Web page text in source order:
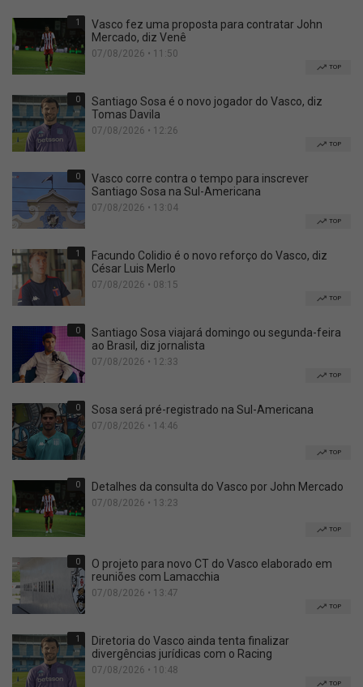
1
Vasco fez uma proposta para contratar John
Mercado, diz Venê
07/08/2026 • 11:50
TOP
0
Santiago Sosa é o novo jogador do Vasco, diz
Tomas Davila
07/08/2026 • 12:26
TOP
0
Vasco corre contra o tempo para inscrever
Santiago Sosa na Sul-Americana
07/08/2026 • 13:04
TOP
1
Facundo Colidio é o novo reforço do Vasco, diz
César Luis Merlo
07/08/2026 • 08:15
TOP
0
Santiago Sosa viajará domingo ou segunda-feira
ao Brasil, diz jornalista
07/08/2026 • 12:33
TOP
0 Sosa será pré-registrado na Sul-Americana
07/08/2026 • 14:46
TOP
0 Detalhes da consulta do Vasco por John Mercado
07/08/2026 • 13:23
TOP
0
O projeto para novo CT do Vasco elaborado em
reuniões com Lamacchia
07/08/2026 • 13:47
TOP
1
Diretoria do Vasco ainda tenta finalizar
divergências jurídicas com o Racing
07/08/2026 • 10:48
TOP